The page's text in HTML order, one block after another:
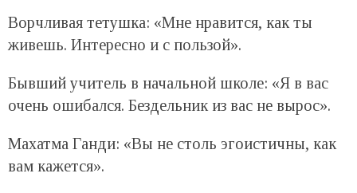
Ворчливая тетушка: «Мне нравится, как ты
живешь. Интересно и с пользой».
Бывший учитель в начальной школе: «Я в вас
очень ошибался. Бездельник из вас не вырос».
Махатма Ганди: «Вы не столь эгоистичны, как
вам кажется».